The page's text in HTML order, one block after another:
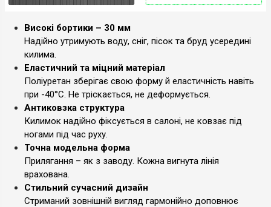
Високі бортики – 30 мм
Надійно утримують воду, сніг, пісок та бруд усередині
килима.
Еластичний та міцний матеріал
Поліуретан зберігає свою форму й еластичність навіть
при -40°C. Не тріскається, не деформується.
Антиковзка структура
Килимок надійно фіксується в салоні, не ковзає під
ногами під час руху.
Точна модельна форма
Прилягання – як з заводу. Кожна вигнута лінія
врахована.
Стильний сучасний дизайн
Стриманий зовнішній вигляд гармонійно доповнює